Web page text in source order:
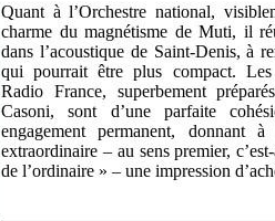
Quant à l’Orchestre national,
charme du magnétisme de Muti, il
dans l’acoustique de Saint-Denis, à
qui pourrait être plus compact.
Radio France, superbement
Casoni, sont d’une parfaite
engagement permanent, donnant à
extraordinaire – au sens premier,
de l’ordinaire » – une impression